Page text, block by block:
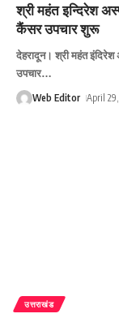
श्री महंत इन्दिरेश
कैंसर उपचार शुरू
देहरादून। श्री महंत
उपचार…
Web Editor April
उत्तराखंड